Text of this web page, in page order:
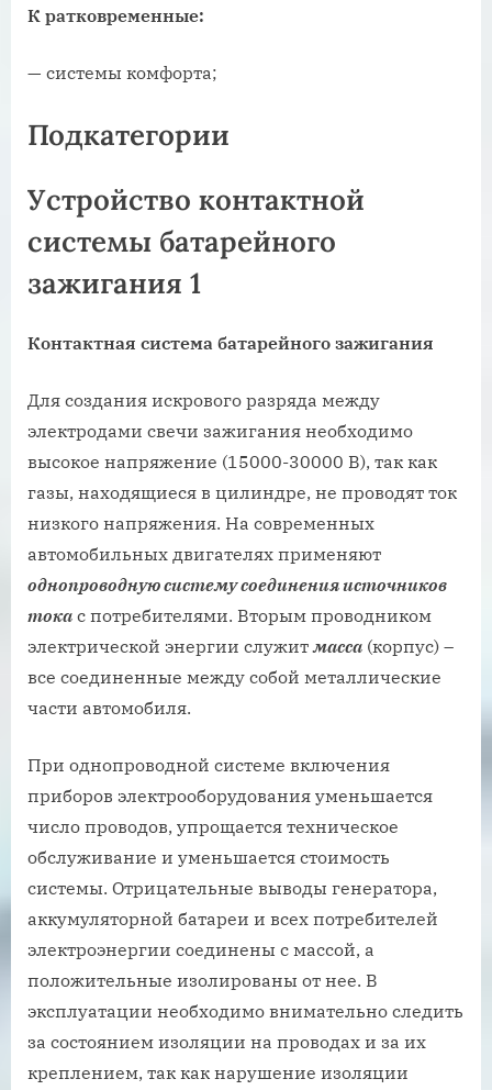
К ратковременные:
— системы комфорта;
Подкатегории
Устройство контактной
системы батарейного
зажигания 1
Контактная система батарейного зажигания
Для создания искрового разряда между
электродами свечи зажигания необходимо
высокое напряжение (15000-30000 В), так как
газы, находящиеся в цилиндре, не проводят ток
низкого напряжения. На современных
автомобильных двигателях применяют
однопроводную систему соединения источников
тока с потребителями. Вторым проводником
электрической энергии служитмасса (корпус) –
все соединенные между собой металлические
части автомобиля.
При однопроводной системе включения
приборов электрооборудования уменьшается
число проводов, упрощается техническое
обслуживание и уменьшается стоимость
системы. Отрицательные выводы генератора,
аккумуляторной батареи и всех потребителей
электроэнергии соединены с массой, а
положительные изолированы от нее. В
эксплуатации необходимо внимательно следить
за состоянием изоляции на проводах и за их
креплением, так как нарушение изоляции